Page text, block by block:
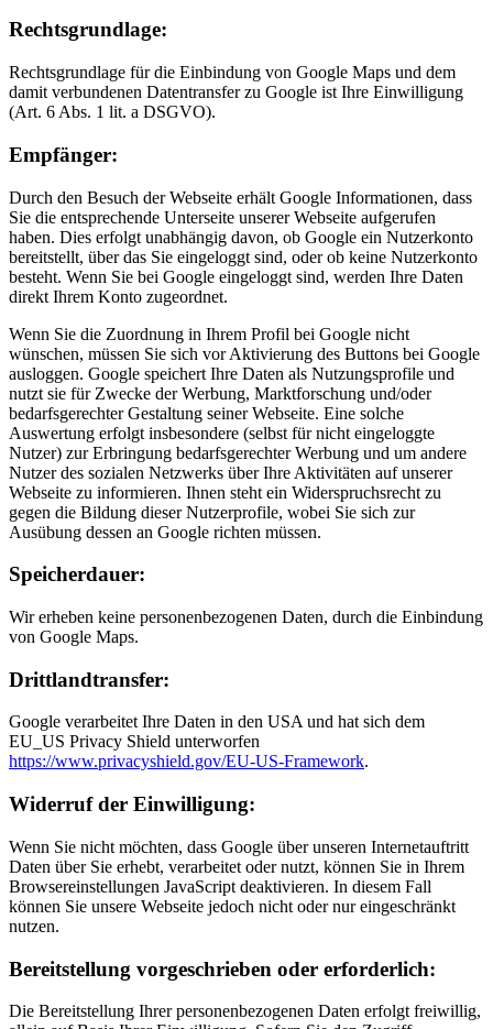
Rechtsgrundlage:
Rechtsgrundlage für die Einbindung von Google Maps und dem
damit verbundenen Datentransfer zu Google ist Ihre Einwilligung
(Art. 6 Abs. 1 lit. a DSGVO).
Empfänger:
Durch den Besuch der Webseite erhält Google Informationen, dass
Sie die entsprechende Unterseite unserer Webseite aufgerufen
haben. Dies erfolgt unabhängig davon, ob Google ein Nutzerkonto
bereitstellt, über das Sie eingeloggt sind, oder ob keine Nutzerkonto
besteht. Wenn Sie bei Google eingeloggt sind, werden Ihre Daten
direkt Ihrem Konto zugeordnet.
Wenn Sie die Zuordnung in Ihrem Profil bei Google nicht
wünschen, müssen Sie sich vor Aktivierung des Buttons bei Google
ausloggen. Google speichert Ihre Daten als Nutzungsprofile und
nutzt sie für Zwecke der Werbung, Marktforschung und/oder
bedarfsgerechter Gestaltung seiner Webseite. Eine solche
Auswertung erfolgt insbesondere (selbst für nicht eingeloggte
Nutzer) zur Erbringung bedarfsgerechter Werbung und um andere
Nutzer des sozialen Netzwerks über Ihre Aktivitäten auf unserer
Webseite zu informieren. Ihnen steht ein Widerspruchsrecht zu
gegen die Bildung dieser Nutzerprofile, wobei Sie sich zur
Ausübung dessen an Google richten müssen.
Speicherdauer:
Wir erheben keine personenbezogenen Daten, durch die Einbindung
von Google Maps.
Drittlandtransfer:
Google verarbeitet Ihre Daten in den USA und hat sich dem
EU_US Privacy Shield unterworfen
https://www.privacyshield.gov/EU-US-Framework.
Widerruf der Einwilligung:
Wenn Sie nicht möchten, dass Google über unseren Internetauftritt
Daten über Sie erhebt, verarbeitet oder nutzt, können Sie in Ihrem
Browsereinstellungen JavaScript deaktivieren. In diesem Fall
können Sie unsere Webseite jedoch nicht oder nur eingeschränkt
nutzen.
Bereitstellung vorgeschrieben oder erforderlich:
Die Bereitstellung Ihrer personenbezogenen Daten erfolgt freiwillig,